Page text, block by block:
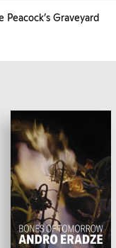
Peacock’s Graveyard